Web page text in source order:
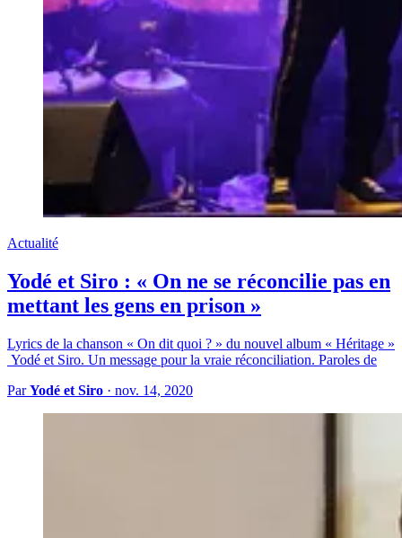
Actualité
Yodé et Siro : « On ne se réconcilie pas en
mettant les gens en prison »
Lyrics de la chanson « On dit quoi ? » du nouvel album « Héritage »
Yodé et Siro. Un message pour la vraie réconciliation. Paroles de
ParYodé et Siro · nov. 14, 2020